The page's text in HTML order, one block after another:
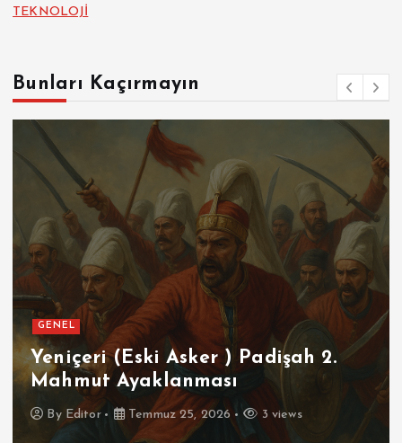
TEKNOLOJİ
Bunları Kaçırmayın
GENEL
Yeniçeri (Eski Asker ) Padişah 2.
Mahmut Ayaklanması
By Editor Temmuz 25, 2026 3 views